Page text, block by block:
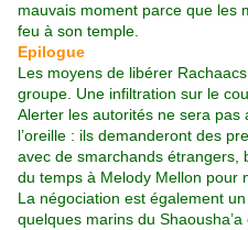
mauvais moment parce que les
feu à son temple.
Epilogue
Les moyens de libérer
groupe. Une infiltration sur le
Alerter les autorités ne sera pas
l’oreille : ils demanderont des
avec de smarchands étrangers,
du temps à Melody Mellon pour
La négociation est également
quelques marins du